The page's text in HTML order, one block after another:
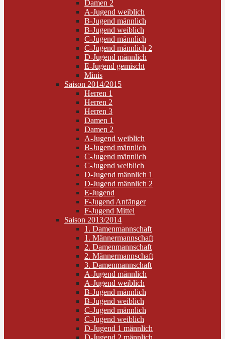
Damen 2
A-Jugend weiblich
B-Jugend männlich
B-Jugend weiblich
C-Jugend männlich
C-Jugend männlich 2
D-Jugend männlich
E-Jugend gemischt
Minis
Saison 2014/2015
Herren 1
Herren 2
Herren 3
Damen 1
Damen 2
A-Jugend weiblich
B-Jugend männlich
C-Jugend männlich
C-Jugend weiblich
D-Jugend männlich 1
D-Jugend männlich 2
E-Jugend
F-Jugend Anfänger
F-Jugend Mittel
Saison 2013/2014
1. Damenmannschaft
1. Männermannschaft
2. Damenmannschaft
2. Männermannschaft
3. Damenmannschaft
A-Jugend männlich
A-Jugend weiblich
B-Jugend männlich
B-Jugend weiblich
C-Jugend männlich
C-Jugend weiblich
D-Jugend 1 männlich
D-Jugend 2 männlich